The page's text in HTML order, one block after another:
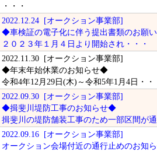
・・・
2022.12.24 [オークション事業部]
◆車検証の電子化に伴う提出書類のお願
２０２３年１月４日より開始され・・・
2022.11.30 [オークション事業部]
◆年末年始休業のお知らせ◆
令和4年12月29日(木)～令和5年1月4日・・
2022.09.30 [オークション事業部]
◆揖斐川堤防工事のお知らせ◆
揖斐川の堤防舗装工事のため一部区間が通
2022.09.16 [オークション事業部]
オークション会場付近の通行止めのお知